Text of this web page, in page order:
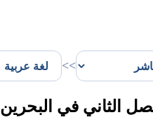
>>
الثاني في البحرين